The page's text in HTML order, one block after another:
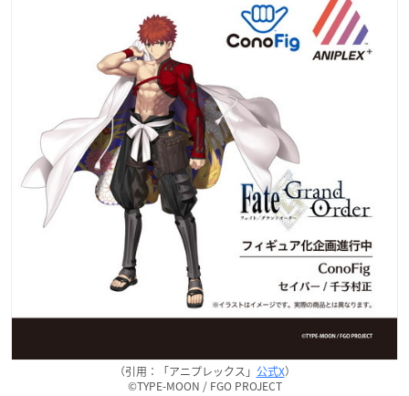
（引用：「アニプレックス」 公式X）
©TYPE-MOON / FGO PROJECT